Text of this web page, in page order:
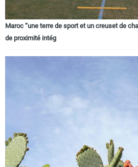
Maroc “une terre de sport et un creuset de
de proximité intég